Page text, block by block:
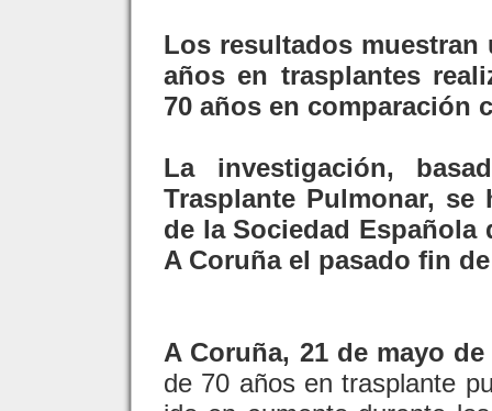
Los resultados muestran
años en trasplantes
70 años en comparación
La investigación,
Trasplante Pulmonar, se
de la Sociedad Española
A Coruña el pasado fin
A Coruña, 21 de mayo de
de 70 años en trasplante